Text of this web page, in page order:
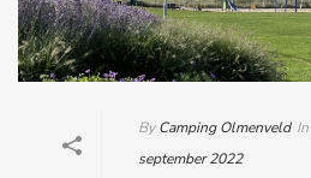
By Camping Olmenveld In
september 2022